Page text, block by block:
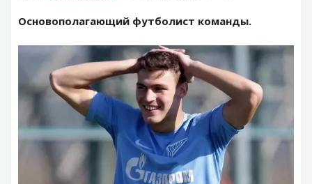
Основополагающий футболист команды.